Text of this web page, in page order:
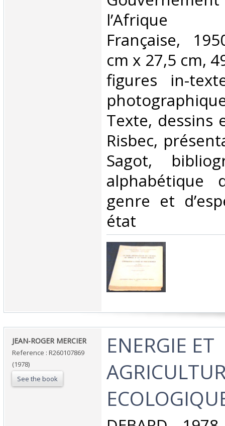
l’Afrique
Française,
cm x 27,5 cm,
figures in-
Texte, dessins
Risbec,
Sagot,
alphabétique
genre et
état‎
‎JEAN-ROGER MERCIER‎
Reference : R260107869
(1978)
See the book
‎ENERGIE ET